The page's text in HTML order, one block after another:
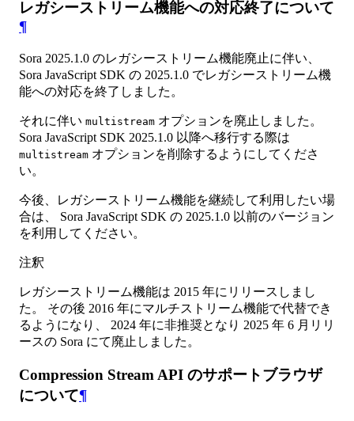
レガシーストリーム機能への対応終了について
¶
Sora 2025.1.0 のレガシーストリーム機能廃止に伴い、
Sora JavaScript SDK の 2025.1.0 でレガシーストリーム機
能への対応を終了しました。
それに伴い multistream オプションを廃止しました。
Sora JavaScript SDK 2025.1.0 以降へ移行する際は
multistream オプションを削除するようにしてくださ
い。
今後、レガシーストリーム機能を継続して利用したい場
合は、 Sora JavaScript SDK の 2025.1.0 以前のバージョン
を利用してください。
注釈
レガシーストリーム機能は 2015 年にリリースしまし
た。 その後 2016 年にマルチストリーム機能で代替でき
るようになり、 2024 年に非推奨となり 2025 年 6 月リリ
ースの Sora にて廃止しました。
Compression Stream API のサポートブラウザ
について¶